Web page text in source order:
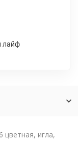
лайф
цветная, игла,